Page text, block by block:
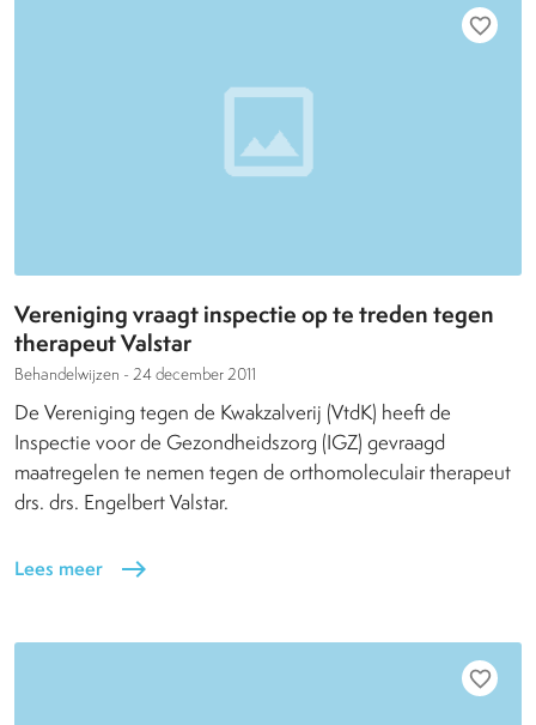
favorite_border
Vereniging vraagt inspectie op te treden tegen
therapeut Valstar
Behandelwijzen - 24 december 2011
De Vereniging tegen de Kwakzalverij (VtdK) heeft de
Inspectie voor de Gezondheidszorg (IGZ) gevraagd
maatregelen te nemen tegen de orthomoleculair therapeut
drs. drs. Engelbert Valstar.
Lees meer east
favorite_border